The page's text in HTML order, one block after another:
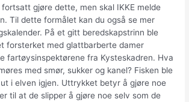
gjøre dette, men skal IKKE melde
Til dette formålet kan du også se mer
På et gitt beredskapstrinn ble
forsterket med glattbarberte damer
fartøysinspektørene fra Kysteskadren. Hva
med smør, sukker og kanel? Fisken ble
i elven igjen. Uttrykket betyr å gjøre noe
til at de slipper å gjøre noe selv som de